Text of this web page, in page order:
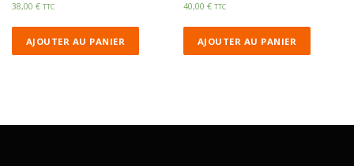
38,00 € TTC
AJOUTER AU PANIER
40,00€ TTC
AJOUTER AU PANIER